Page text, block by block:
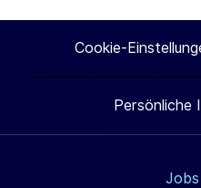
Cookie-
Persönliche
Jobs